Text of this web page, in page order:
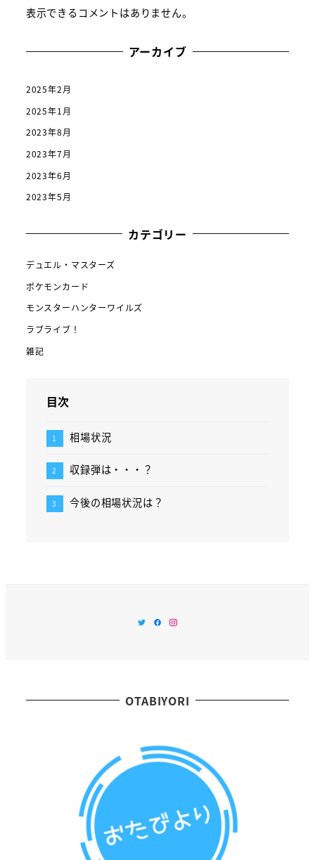
表示できるコメントはありません。
アーカイブ
2025年2月
2025年1月
2023年8月
2023年7月
2023年6月
2023年5月
カテゴリー
デュエル・マスターズ
ポケモンカード
モンスターハンターワイルズ
ラブライブ！
雑記
目次
相場状況
収録弾は・・・？
今後の相場状況は？
TwitterFacebook
Instagram
OTABIYORI